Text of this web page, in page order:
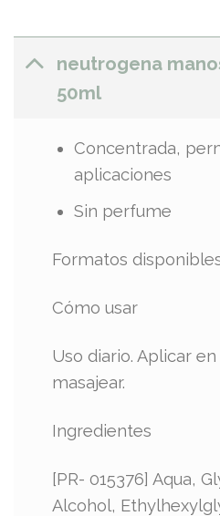
neutrogena
50ml
Concentrada,
aplicaciones
Sin perfume
Formatos
Cómo usar
Uso diario. Aplicar
masajear.
Ingredientes
[PR- 015376] Aqua,
Alcohol,